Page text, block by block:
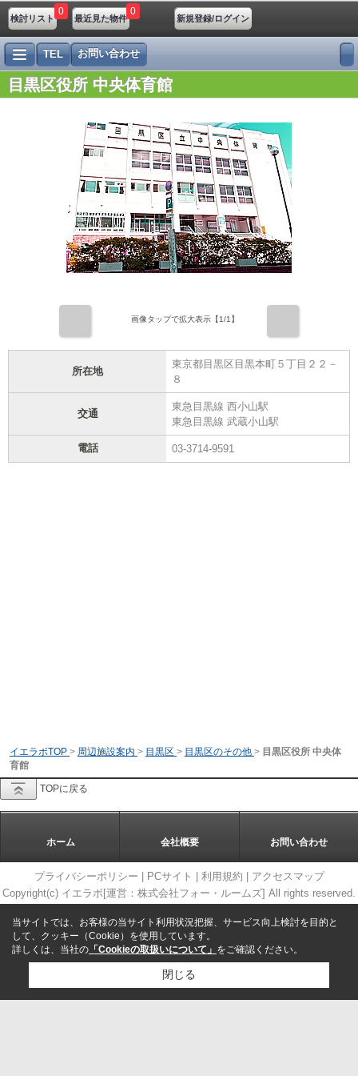
検討リスト
0
最近見た物件
0
新規登録/ログイン
TEL お問い合わせ
目黒区役所 中央体育館
画像タップで拡大表示【1/1】
所在地
東京都目黒区目黒本町５丁目２２－
８
交通
東急目黒線 西小山駅
東急目黒線 武蔵小山駅
電話 03-3714-9591
イエラボTOP > 周辺施設案内 > 目黒区 > 目黒区のその他 > 目黒区役所 中央体
育館
TOPに戻る
ホーム 会社概要 お問い合わせ
プライバシーポリシー PCサイト 利用規約
アクセスマップ
Copyright(c) イエラボ[運営：株式会社フォー・ルームズ] All rights reserved.
当サイトでは、お客様の当サイト利用状況把握、サービス向上検討を目的と
して、クッキー（Cookie）を使用しています。
詳しくは、当社の 「Cookieの取扱いについて」 をご確認ください。
閉じる